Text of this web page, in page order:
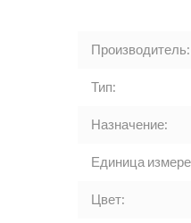
Производитель:
Тип:
Назначение:
Единица
Цвет: